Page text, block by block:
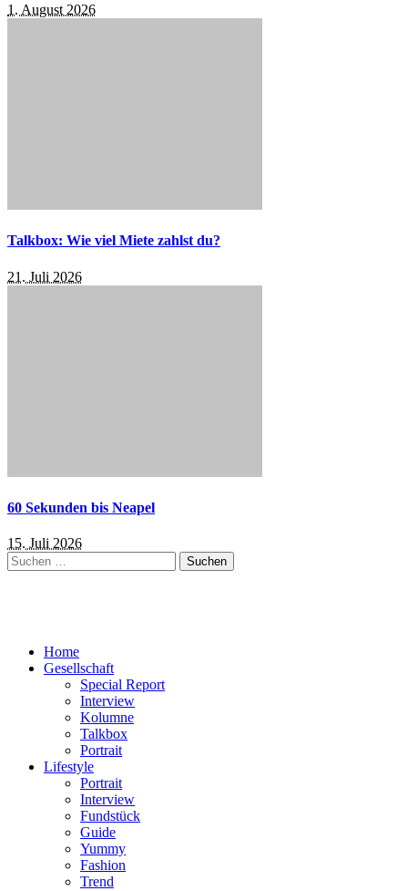
1. August 2026
Talkbox: Wie viel Miete zahlst du?
21. Juli 2026
60 Sekunden bis Neapel
15. Juli 2026
Suchen
nach:
Home
Gesellschaft
Special Report
Interview
Kolumne
Talkbox
Portrait
Lifestyle
Portrait
Interview
Fundstück
Guide
Yummy
Fashion
Trend